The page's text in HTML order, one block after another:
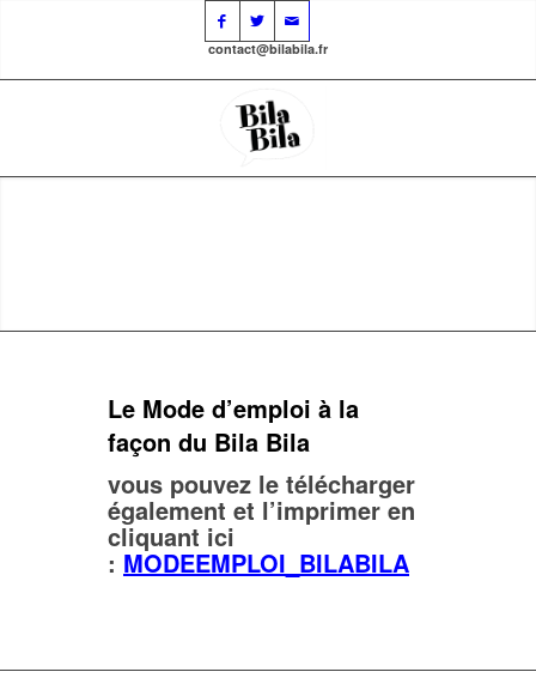
contact@bilabila.fr
Le Mode d’emploi à la
façon du Bila Bila
vous pouvez le télécharger
également et l’imprimer en
cliquant ici
: MODEEMPLOI_BILABILA